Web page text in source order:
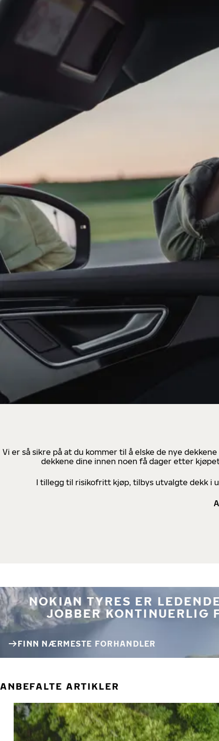
Vi er så sikre på at du kommer til å elske de nye
dekkene dine innen noen få dager etter
I tillegg til risikofritt kjøp, tilbys utvalgte dekk i
NOKIAN TYRES ER
JOBBER KONTINUERLIG
FINN NÆRMESTE FORHANDLER
ANBEFALTE ARTIKLER